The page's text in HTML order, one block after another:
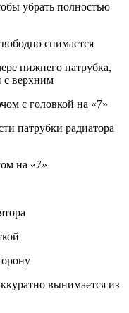
убрать полностью
снимается
нижнего патрубка,
с верхним
с головкой на «7»
патрубки радиатора
на «7»
вынимается из